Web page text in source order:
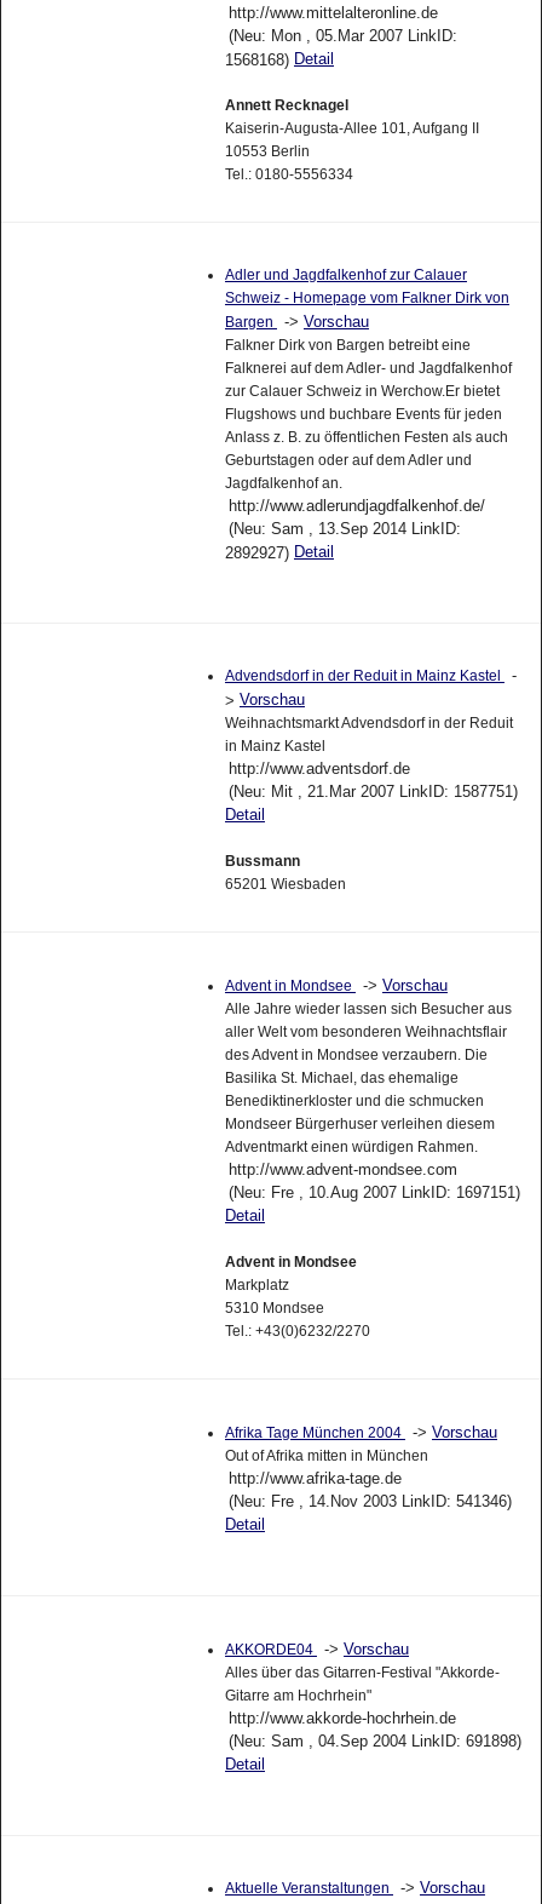
http://www.mittelalteronline.de
(Neu: Mon , 05.Mar 2007 LinkID:
1568168) Detail
Annett Recknagel
Kaiserin-Augusta-Allee 101, Aufgang II
10553 Berlin
Tel.: 0180-5556334
Adler und Jagdfalkenhof zur Calauer
Schweiz - Homepage vom Falkner Dirk von
Bargen
-> Vorschau
Falkner Dirk von Bargen betreibt eine
Falknerei auf dem Adler- und Jagdfalkenhof
zur Calauer Schweiz in Werchow.Er bietet
Flugshows und buchbare Events für jeden
Anlass z. B. zu öffentlichen Festen als auch
Geburtstagen oder auf dem Adler und
Jagdfalkenhof an.
http://www.adlerundjagdfalkenhof.de/
(Neu: Sam , 13.Sep 2014 LinkID:
2892927) Detail
Advendsdorf in der Reduit in Mainz Kastel -
> Vorschau
Weihnachtsmarkt Advendsdorf in der Reduit
in Mainz Kastel
http://www.adventsdorf.de
(Neu: Mit , 21.Mar 2007 LinkID: 1587751)
Detail
Bussmann
65201 Wiesbaden
Advent in Mondsee -> Vorschau
Alle Jahre wieder lassen sich Besucher aus
aller Welt vom besonderen Weihnachtsflair
des Advent in Mondsee verzaubern. Die
Basilika St. Michael, das ehemalige
Benediktinerkloster und die schmucken
Mondseer Bürgerhuser verleihen diesem
Adventmarkt einen würdigen Rahmen.
http://www.advent-mondsee.com
(Neu: Fre , 10.Aug 2007 LinkID: 1697151)
Detail
Advent in Mondsee
Markplatz
5310 Mondsee
Tel.: +43(0)6232/2270
Afrika Tage München 2004 -> Vorschau
Out of Afrika mitten in München
http://www.afrika-tage.de
(Neu: Fre , 14.Nov 2003 LinkID: 541346)
Detail
AKKORDE04 -> Vorschau
Alles über das Gitarren-Festival "Akkorde-
Gitarre am Hochrhein"
http://www.akkorde-hochrhein.de
(Neu: Sam , 04.Sep 2004 LinkID: 691898)
Detail
Aktuelle Veranstaltungen -> Vorschau